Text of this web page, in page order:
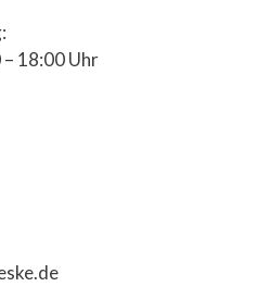
18:00 Uhr